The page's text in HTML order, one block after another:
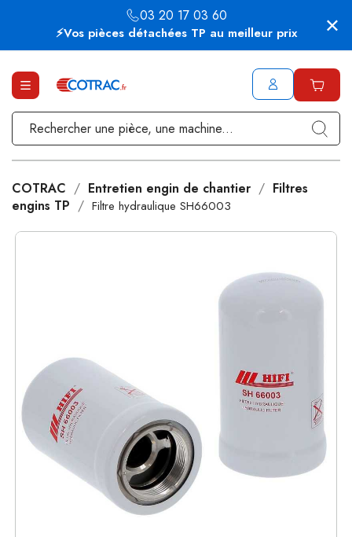
⚡Vos pièces détachées TP au meilleur prix
03 20 17 03 60
COTRAC Entretien engin de chantier
Filtres
engins TP
Filtre hydraulique SH66003